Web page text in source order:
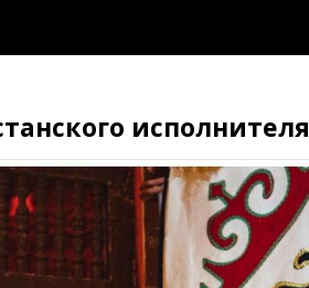
исполнителя